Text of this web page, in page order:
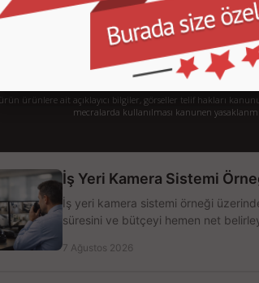
Konak Ap. No:77/1 Beşiktaş - İstanbul
ürünlere ait açıklayıcı bilgiler, görseller telif hakları
mecralarda kullanılması kanunen
İş Yeri Kamera Sistemi
İş yeri kamera sistemi örneği
süresini ve bütçeyi hemen net
7 Ağustos 2026